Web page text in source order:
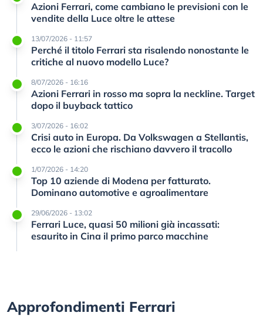
Azioni Ferrari, come cambiano le previsioni con le
vendite della Luce oltre le attese
13/07/2026 - 11:57
Perché il titolo Ferrari sta risalendo nonostante le
critiche al nuovo modello Luce?
8/07/2026 - 16:16
Azioni Ferrari in rosso ma sopra la neckline. Target
dopo il buyback tattico
3/07/2026 - 16:02
Crisi auto in Europa. Da Volkswagen a Stellantis,
ecco le azioni che rischiano davvero il tracollo
1/07/2026 - 14:20
Top 10 aziende di Modena per fatturato.
Dominano automotive e agroalimentare
29/06/2026 - 13:02
Ferrari Luce, quasi 50 milioni già incassati:
esaurito in Cina il primo parco macchine
Approfondimenti Ferrari